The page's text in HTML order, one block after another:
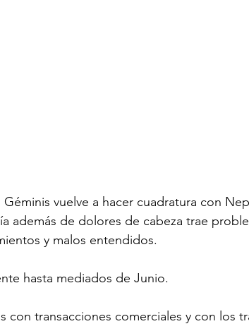
vuelve a hacer cuadratura con
además de dolores de cabeza trae
y malos entendidos.
hasta mediados de Junio.
con transacciones comerciales y con los